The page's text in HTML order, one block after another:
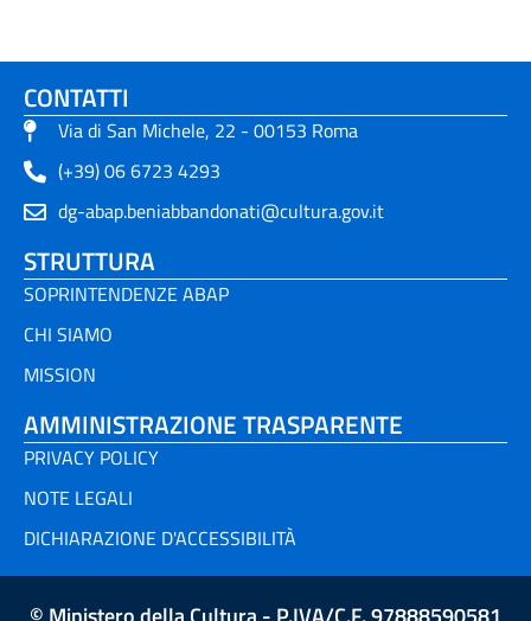
CONTATTI
Via di San Michele, 22 - 00153 Roma
(+39) 06 6723 4293
dg-abap.beniabbandonati@cultura.gov.it
STRUTTURA
SOPRINTENDENZE ABAP
CHI SIAMO
MISSION
AMMINISTRAZIONE TRASPARENTE
PRIVACY POLICY
NOTE LEGALI
DICHIARAZIONE D'ACCESSIBILITÀ